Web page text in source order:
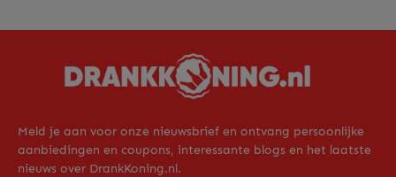
Meld je aan voor onze nieuwsbrief en ontvang persoonlijke
aanbiedingen en coupons, interessante blogs en het laatste
nieuws over DrankKoning.nl.